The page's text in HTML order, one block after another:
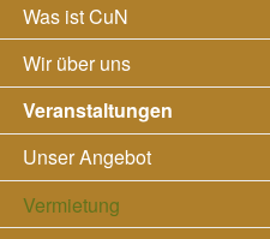
Was ist CuN
Wir über uns
Veranstaltungen
Unser Angebot
Vermietung